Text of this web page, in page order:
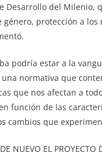
Desarrollo del Milenio,
género, protección a los
podría estar a la
normativa que
que nos afectan a
función de las
cambios que
NUEVO EL PROYECTO